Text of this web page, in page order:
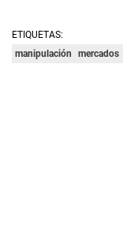
ETIQUETAS:
manipulación
mercados